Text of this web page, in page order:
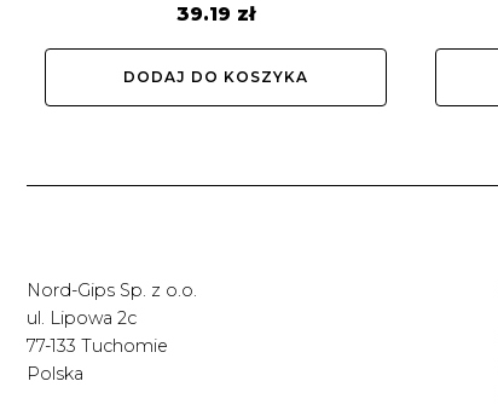
39.19 zł
DODAJ DO KOSZYKA
Nord-Gips Sp. z o.o.
ul. Lipowa 2c
77-133 Tuchomie
Polska